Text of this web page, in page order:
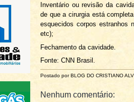
Inventário ou revisão da
de que a cirurgia está
esquecidos corpos estranhos
etc);
Fechamento da cavidade.
Fonte: CNN Brasil.
Postado por BLOG DO CRISTIANO
Nenhum comentário: